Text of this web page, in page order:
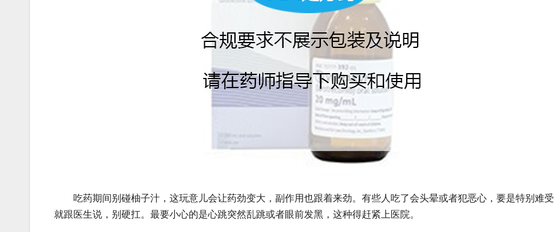
吃药期间别碰柚子汁，这玩意儿会让药劲变大，副作用也跟着来劲。有些人吃了会头晕或者犯恶心，要是特别难受
就跟医生说，别硬扛。最要小心的是心跳突然乱跳或者眼前发黑，这种得赶紧上医院。